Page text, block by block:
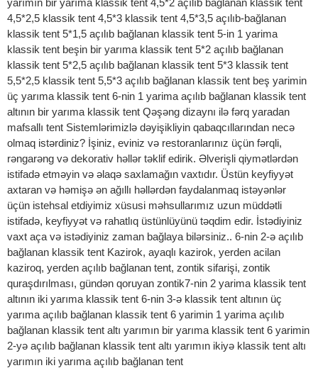
yarımın bir yarıma klassik tent 4,5*2 açılıb bağlanan klassik tent
4,5*2,5 klassik tent 4,5*3 klassik tent 4,5*3,5 açılıb-bağlanan
klassik tent 5*1,5 açılıb bağlanan klassik tent 5-in 1 yarima
klassik tent beşin bir yarıma klassik tent 5*2 açılıb bağlanan
klassik tent 5*2,5 açılıb bağlanan klassik tent 5*3 klassik tent
5,5*2,5 klassik tent 5,5*3 açılıb bağlanan klassik tent beş yarimin
üç yarıma klassik tent 6-nin 1 yarima açılıb bağlanan klassik tent
altının bir yarıma klassik tent Qəşəng dizaynı ilə fərq yaradan
mafsallı tent Sistemlərimizlə dəyişikliyin qabaqcıllarından necə
olmaq istərdiniz? İşiniz, eviniz və restoranlarınız üçün fərqli,
rəngarəng və dekorativ həllər təklif edirik. Əlverişli qiymətlərdən
istifadə etməyin və əlaqə saxlamağın vaxtıdır. Üstün keyfiyyət
axtaran və həmişə ən ağıllı həllərdən faydalanmaq istəyənlər
üçün istehsal etdiyimiz xüsusi məhsullarımız uzun müddətli
istifadə, keyfiyyət və rahatlıq üstünlüyünü təqdim edir. İstədiyiniz
vaxt aça və istədiyiniz zaman bağlaya bilərsiniz.. 6-nin 2-ə açılıb
bağlanan klassik tent Kazirok, ayaqlı kazirok, yerden acilan
kaziroq, yerden açılıb bağlanan tent, zontik sifarişi, zontik
quraşdırılması, gündən qoruyan zontik7-nin 2 yarima klassik tent
altının iki yarıma klassik tent 6-nin 3-ə klassik tent altının üç
yarıma açılıb bağlanan klassik tent 6 yarimin 1 yarima açılıb
bağlanan klassik tent altı yarımın bir yarıma klassik tent 6 yarimin
2-yə açılıb bağlanan klassik tent altı yarımın ikiyə klassik tent altı
yarımın iki yarıma açılıb bağlanan tent